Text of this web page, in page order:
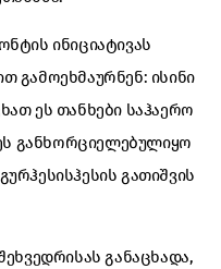
ინიციატივას
გამოეხმაურნენ: ისინი
ეს თანხები საჰაერო
განხორციელებულიყო
გათიშვის
განაცხადა,